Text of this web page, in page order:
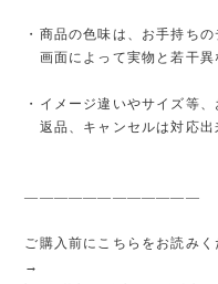
・商品の色味は、お手持ち
画面によって実物と若干異
・イメージ違いやサイズ等
返品、キャンセルは対応出
————————————
ご購入前にこちらをお読みく
→